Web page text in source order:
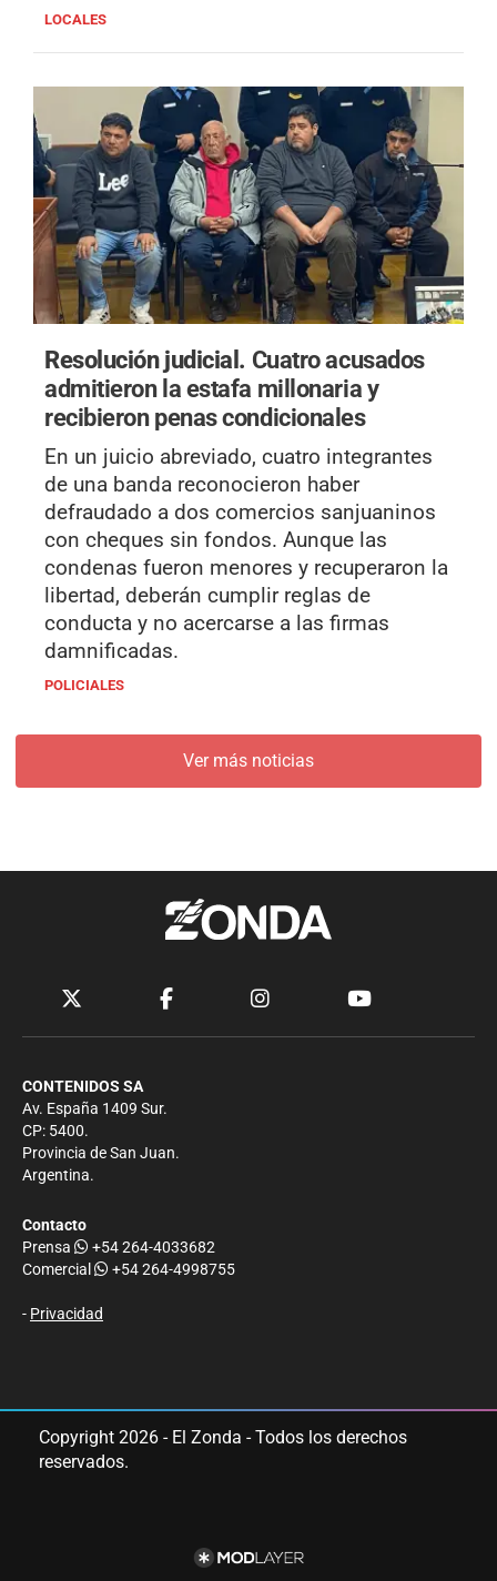
LOCALES
Resolución judicial. Cuatro acusados
admitieron la estafa millonaria y
recibieron penas condicionales
En un juicio abreviado, cuatro integrantes
de una banda reconocieron haber
defraudado a dos comercios sanjuaninos
con cheques sin fondos. Aunque las
condenas fueron menores y recuperaron la
libertad, deberán cumplir reglas de
conducta y no acercarse a las firmas
damnificadas.
POLICIALES
Ver más noticias
CONTENIDOS SA
Av. España 1409 Sur.
CP: 5400.
Provincia de San Juan.
Argentina.
Contacto
Prensa
+54 264-4033682
Comercial
+54 264-4998755
- Privacidad
Copyright 2026 - El Zonda - Todos los derechos
reservados.